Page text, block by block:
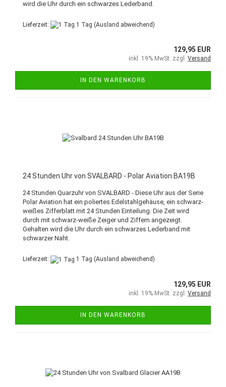
wird die Uhr durch ein schwarzes Lederband.
Lieferzeit: 1 Tag (Ausland abweichend)
129,95 EUR
inkl. 19% MwSt. zzgl. Versand
IN DEN WARENKORB
24 Stunden Uhr von SVALBARD - Polar Aviation BA19B
24 Stunden Quarzuhr von SVALBARD - Diese Uhr aus der Serie
Polar Aviation hat ein poliertes Edelstahlgehäuse, ein schwarz-
weißes Zifferblatt mit 24 Stunden Einteilung. Die Zeit wird
durch mit schwarz-weiße Zeiger und Ziffern angezeigt.
Gehalten wird die Uhr durch ein schwarzes Lederband mit
schwarzer Naht.
Lieferzeit: 1 Tag (Ausland abweichend)
129,95 EUR
inkl. 19% MwSt. zzgl. Versand
IN DEN WARENKORB